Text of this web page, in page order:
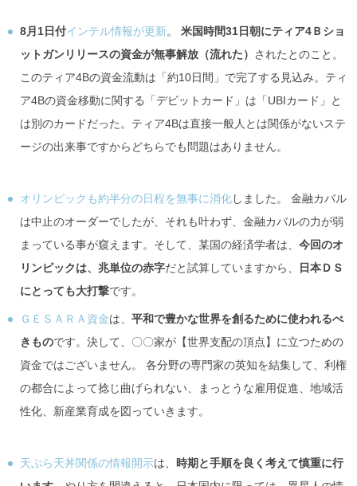
8月1日付インテル情報が更新。 米国時間31日朝にティア4Ｂショ
ットガンリリースの資金が無事解放（流れた）
されたとのこと。
このティア4Bの資金流動は「約10日間」で完了する見込み。ティ
ア4Bの資金移動に関する「デビットカード」は「UBIカード」と
は別のカードだった。ティア4Bは直接一般人とは関係がないステ
ージの出来事ですからどちらでも問題はありません。
オリンピックも約半分の日程を無事に消化しました。 金融カバル
は中止のオーダーでしたが、それも叶わず、金融カバルの力が弱
まっている事が窺えます。そして、某国の経済学者は、 今回のオ
リンピックは、兆単位の赤字だと試算していますから、
日本ＤＳ
にとっても大打撃です。
ＧＥＳＡＲＡ資金は、 平和で豊かな世界を創るために使われるべ
きものです。決して、〇〇家が【世界支配の頂点】に立つための
資金ではございません。 各分野の専門家の英知を結集して、利権
の都合によって捻じ曲げられない、まっとうな雇用促進、地域活
性化、新産業育成を図っていきます。
天ぷら天丼関係の情報開示は、 時期と手順を良く考えて慎重に行